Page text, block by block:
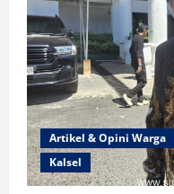
Artikel & Opini Warga
Kalsel